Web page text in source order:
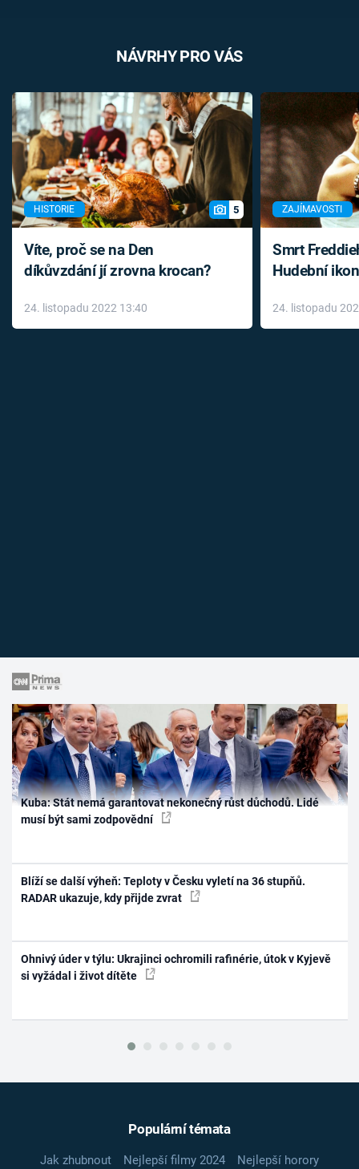
NÁVRHY PRO VÁS
HISTORIE 5
Víte, proč se na Den
díkůvzdání jí zrovna krocan?
24. listopadu 2022 13:40
ZAJÍMAVOSTI
Smrt
Hudební
léky
24. listopadu
Kuba: Stát nemá garantovat nekonečný růst důchodů. Lidé
musí být sami zodpovědní
Blíží se další výheň: Teploty v Česku vyletí na 36 stupňů.
RADAR ukazuje, kdy přijde zvrat
Ohnivý úder v týlu: Ukrajinci ochromili rafinérie, útok v Kyjevě
si vyžádal i život dítěte
Populární témata
Jak zhubnout Nejlepší filmy 2024
Nejlepší horory